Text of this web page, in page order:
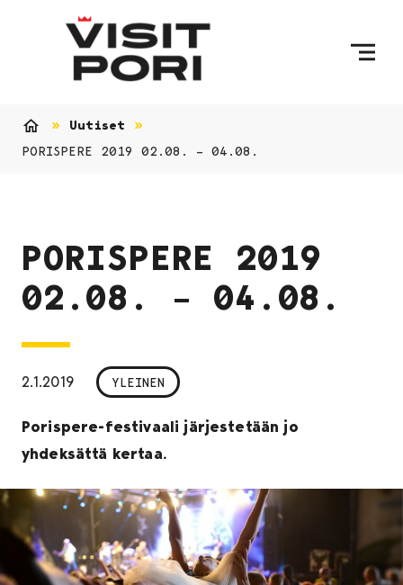
Uutiset
PORISPERE 2019 02.08. – 04.08.
PORISPERE 2019
02.08. – 04.08.
2.1.2019 YLEINEN
Porispere-festivaali järjestetään jo
yhdeksättä kertaa.